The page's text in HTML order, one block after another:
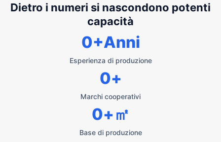
Dietro i numeri si nascondono potenti
capacità
Esperienza di produzione
0+Anni
Marchi cooperativi
0+
Base di produzione
0+㎡